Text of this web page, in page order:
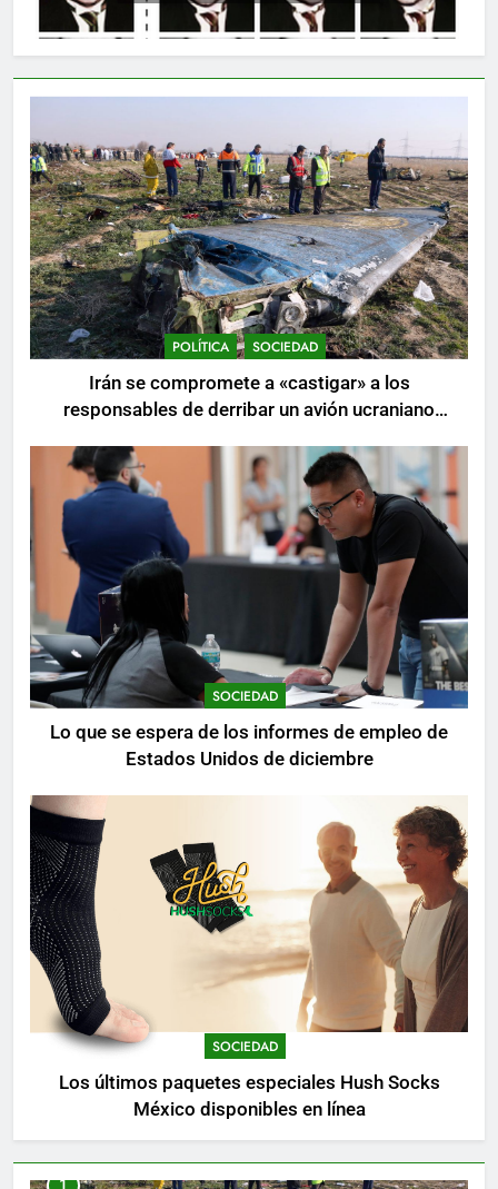
POLÍTICA SOCIEDAD
Irán se compromete a «castigar» a los
responsables de derribar un avión ucraniano
SOCIEDAD
Lo que se espera de los informes de empleo de
Estados Unidos de diciembre
SOCIEDAD
Los últimos paquetes especiales Hush Socks
México disponibles en línea
1